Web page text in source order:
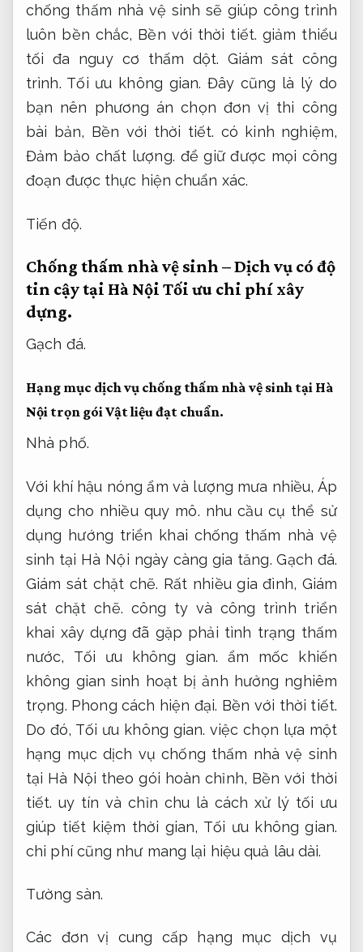
chống thấm nhà vệ sinh sẽ giúp công trình
luôn bền chắc, Bền với thời tiết. giảm thiểu
tối đa nguy cơ thấm dột.Giám sát công
trình. Tối ưu không gian. Đây cũng là lý do
bạn nên phương án chọn đơn vị thi công
bài bản, Bền với thời tiết. có kinh nghiệm,
Đảm bảo chất lượng. để giữ được mọi công
đoạn được thực hiện chuẩn xác.
Tiến độ.
Chống thấm nhà vệ sinh – Dịch vụ có độ
tin cậy tại Hà Nội Tối ưu chi phí xây
dựng.
Gạch đá.
Hạng mục dịch vụ chống thấm nhà vệ sinh tại Hà
Nội trọn góiVật liệu đạt chuẩn.
Nhà phố.
Với khí hậu nóng ẩm và lượng mưa nhiều, Áp
dụng cho nhiều quy mô. nhu cầu cụ thể sử
dụng hướng triển khai chống thấm nhà vệ
sinh tại Hà Nội ngày càng gia tăng.Gạch đá.
Giám sát chặt chẽ. Rất nhiều gia đình, Giám
sát chặt chẽ. công ty và công trình triển
khai xây dựng đã gặp phải tình trạng thấm
nước, Tối ưu không gian. ẩm mốc khiến
không gian sinh hoạt bị ảnh hưởng nghiêm
trọng. Phong cách hiện đại. Bền với thời tiết.
Do đó, Tối ưu không gian. việc chọn lựa một
hạng mục dịch vụ chống thấm nhà vệ sinh
tại Hà Nội theo gói hoàn chỉnh, Bền với thời
tiết. uy tín và chỉn chu là cách xử lý tối ưu
giúp tiết kiệm thời gian, Tối ưu không gian.
chi phí cũng như mang lại hiệu quả lâu dài.
Tường sàn.
Các đơn vị cung cấp hạng mục dịch vụ